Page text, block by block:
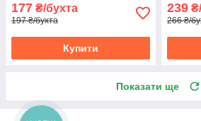
177 ₴/бухта
197 ₴/бухта
Купити
239
266 ₴/
Показати ще